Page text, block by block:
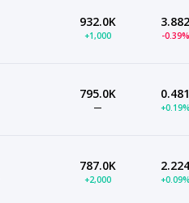
932.0K
+1,000
3.882
-0.39%
795.0K
—
0.481
787.0K
+2,000
2.224